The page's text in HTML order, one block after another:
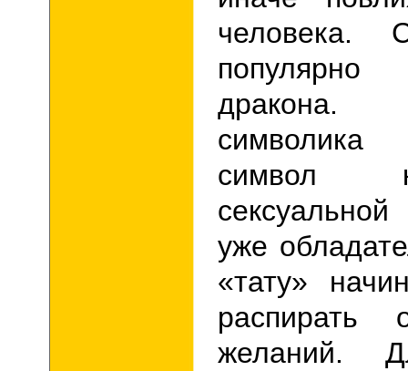
человека.
символика
символ
уже
«тату»
распирать
желаний.